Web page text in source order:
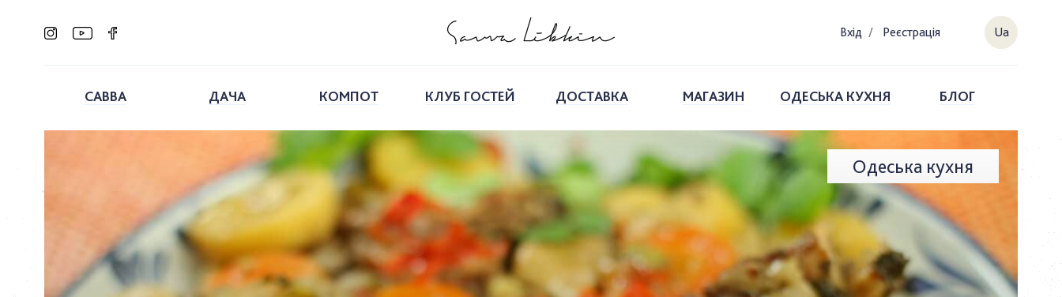
Вхiд / Реєстрація Ua
САВВА ДАЧА КОМПОТ КЛУБ ГОСТЕЙ ДОСТАВКА МАГАЗИН ОДЕСЬКА КУХНЯ БЛОГ
Одеська кухня